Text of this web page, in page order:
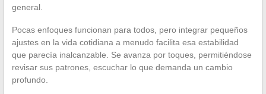
general.
Pocas enfoques funcionan para todos, pero integrar pequeños
ajustes en la vida cotidiana a menudo facilita esa estabilidad
que parecía inalcanzable. Se avanza por toques, permitiéndose
revisar sus patrones, escuchar lo que demanda un cambio
profundo.